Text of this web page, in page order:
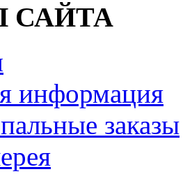
САЙТА
информация
заказы